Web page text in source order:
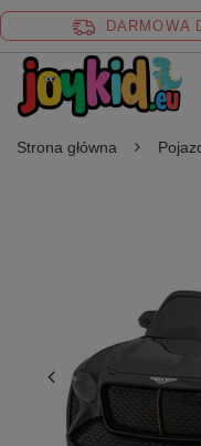
DARMOWA
Strona główna